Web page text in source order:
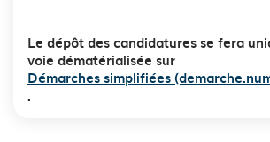
Le dépôt des candidatures se fera
voie dématérialisée sur
Démarches simplifiées
.